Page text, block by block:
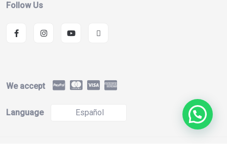
Follow Us
We accept
Language Español